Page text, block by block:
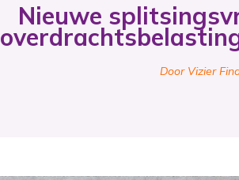
Nieuwe
Door Vizier